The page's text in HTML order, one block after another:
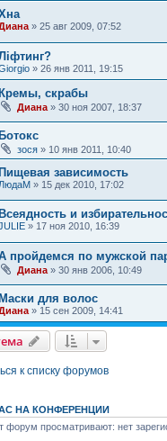
» 25 авг 2009, 07:52
» 26 янв 2011, 19:15
Кремы, скрабы
Диана » 30 ноя 2007, 18:37
зося » 10 янв 2011, 10:40
зависимость
ЛюдаМ » 15 дек 2010, 17:02
Всеядность и
» 17 ноя 2010, 16:39
пройдемся по мужской
Диана » 30 янв 2006, 10:49
для волос
» 15 сен 2009, 14:41
к списку форумов
НА КОНФЕРЕНЦИИ
форум просматривают: нет